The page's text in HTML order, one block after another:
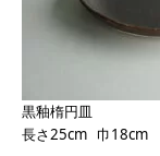
黒釉楕円皿
長さ25cm 巾18cm